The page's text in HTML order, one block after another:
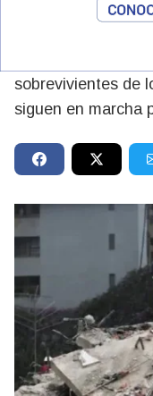
Los operativos
en Venezuela,
sobrevivientes de
siguen en marcha